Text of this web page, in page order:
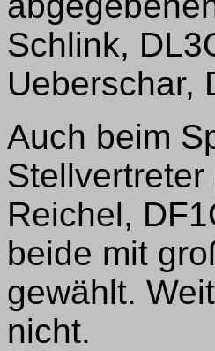
Schlink,
Ueberschar,
Auch beim
Reichel,
beide mit
gewählt.
nicht.